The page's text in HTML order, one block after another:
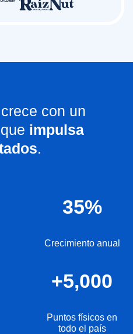
con un
impulsa
.
35%
Crecimiento anual
+5,000
Puntos físicos en
todo el país